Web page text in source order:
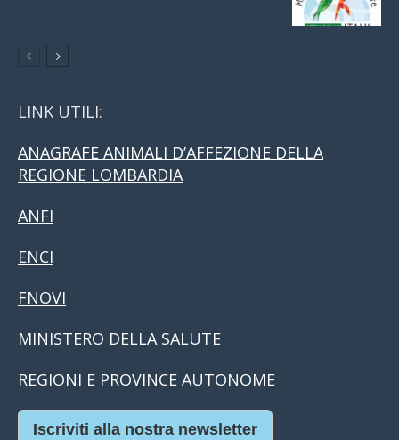
LINK UTILI:
ANAGRAFE ANIMALI D’AFFEZIONE DELLA
REGIONE LOMBARDIA
ANFI
ENCI
FNOVI
MINISTERO DELLA SALUTE
REGIONI E PROVINCE AUTONOME
Iscriviti alla nostra newsletter